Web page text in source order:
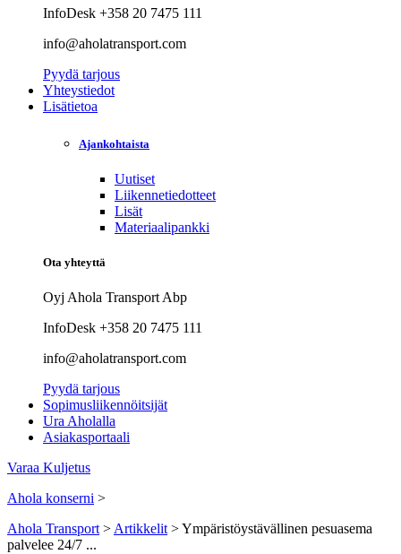
InfoDesk +358 20 7475 111
info@aholatransport.com
Pyydä tarjous
Yhteystiedot
Lisätietoa
Ajankohtaista
Uutiset
Liikennetiedotteet
Lisät
Materiaalipankki
Ota yhteyttä
Oyj Ahola Transport Abp
InfoDesk +358 20 7475 111
info@aholatransport.com
Pyydä tarjous
Sopimusliikennöitsijät
Ura Aholalla
Asiakasportaali
Varaa Kuljetus
Ahola konserni >
Ahola Transport > Artikkelit >Ympäristöystävällinen pesuasema
palvelee 24/7 ...